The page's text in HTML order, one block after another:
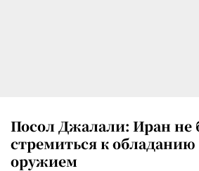
Посол Джалали: Иран не
стремиться к
оружием